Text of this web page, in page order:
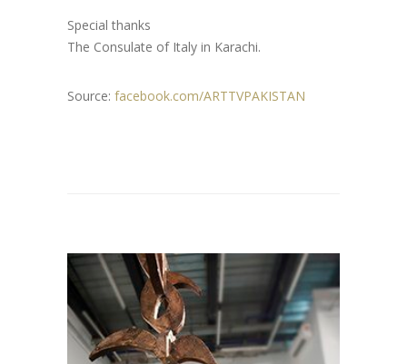
Special thanks
The Consulate of Italy in Karachi.
Source: facebook.com/ARTTVPAKISTAN